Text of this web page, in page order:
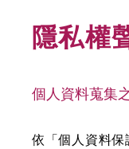
隱私權
個人資料蒐集
依「個人資料保